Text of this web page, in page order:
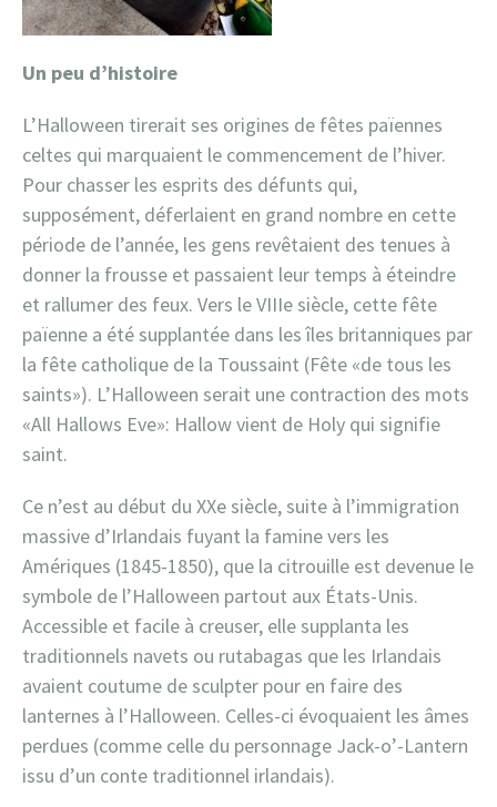
Un peu d’histoire
L’Halloween tirerait ses origines de fêtes païennes
celtes qui marquaient le commencement de l’hiver.
Pour chasser les esprits des défunts qui,
supposément, déferlaient en grand nombre en cette
période de l’année, les gens revêtaient des tenues à
donner la frousse et passaient leur temps à éteindre
et rallumer des feux. Vers le VIIIe siècle, cette fête
païenne a été supplantée dans les îles britanniques par
la fête catholique de la Toussaint (Fête «de tous les
saints»). L’Halloween serait une contraction des mots
«All Hallows Eve»: Hallow vient de Holy qui signifie
saint.
Ce n’est au début du XXe siècle, suite à l’immigration
massive d’Irlandais fuyant la famine vers les
Amériques (1845-1850), que la citrouille est devenue le
symbole de l’Halloween partout aux États-Unis.
Accessible et facile à creuser, elle supplanta les
traditionnels navets ou rutabagas que les Irlandais
avaient coutume de sculpter pour en faire des
lanternes à l’Halloween. Celles-ci évoquaient les âmes
perdues (comme celle du personnage Jack-o’-Lantern
issu d’un conte traditionnel irlandais).